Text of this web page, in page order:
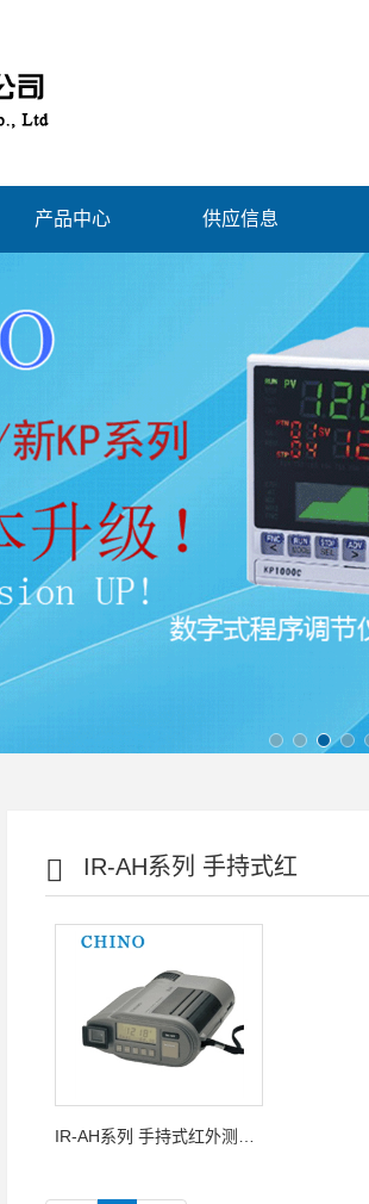
产品中心 供应信息
IR-AH系列 手持式红
外测温仪